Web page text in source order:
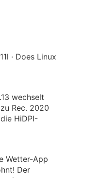
· Does Linux
wechselt
Rec. 2020
HiDPI-
Wetter-App
Der